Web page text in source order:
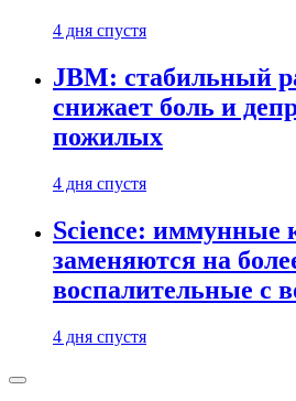
4 дня спустя
JBM: стабильный
снижает боль и
пожилых
4 дня спустя
Science: иммунные
заменяются на
воспалительные с
4 дня спустя